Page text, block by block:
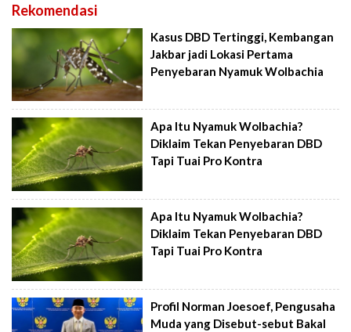
Rekomendasi
Kasus DBD Tertinggi, Kembangan
Jakbar jadi Lokasi Pertama
Penyebaran Nyamuk Wolbachia
Apa Itu Nyamuk Wolbachia?
Diklaim Tekan Penyebaran DBD
Tapi Tuai Pro Kontra
Apa Itu Nyamuk Wolbachia?
Diklaim Tekan Penyebaran DBD
Tapi Tuai Pro Kontra
Profil Norman Joesoef, Pengusaha
Muda yang Disebut-sebut Bakal